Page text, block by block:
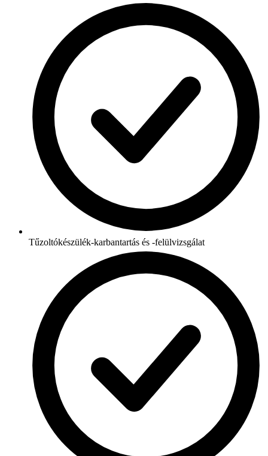
Tűzoltókészülék-karbantartás és -felülvizsgálat